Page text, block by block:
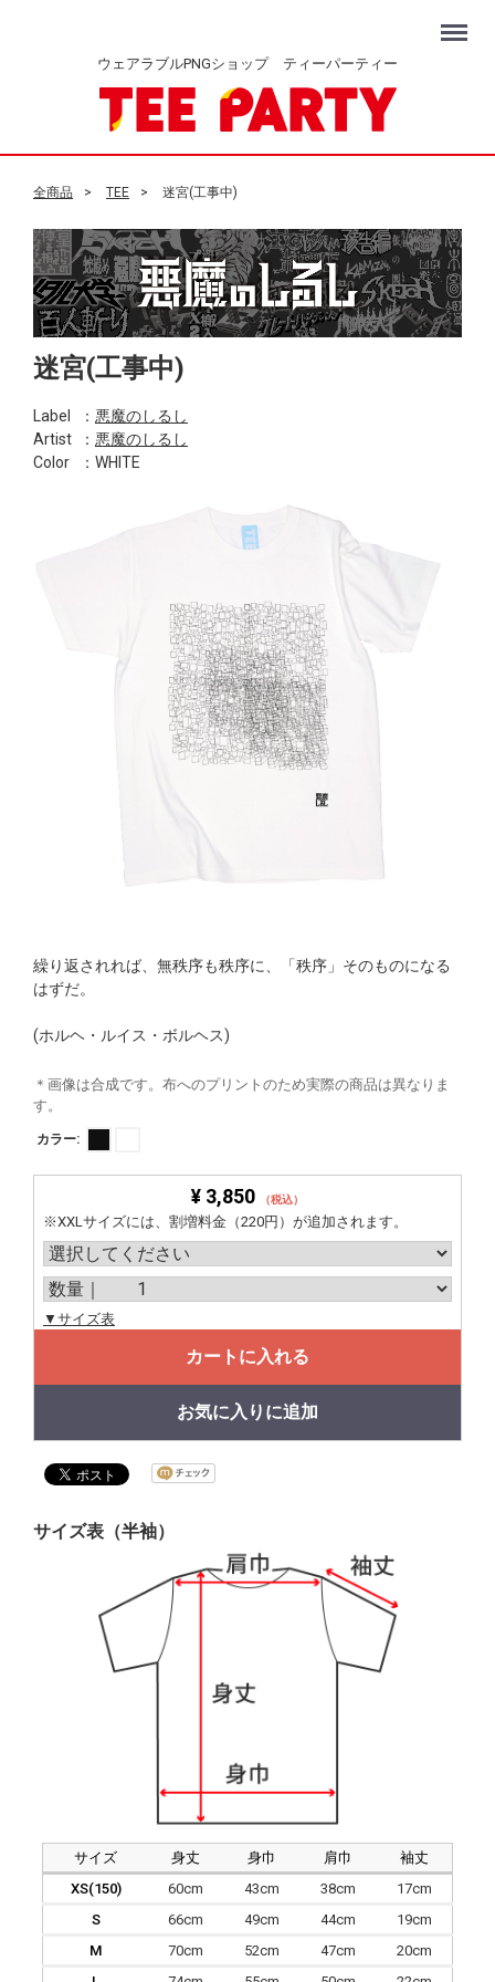
ウェアラブルPNGショップ ティーパーティー
Menu
全商品 TEE 迷宮(工事中)
迷宮(工事中)
Label ： 悪魔のしるし
Artist
： 悪魔のしるし
Color
：WHITE
繰り返されれば、無秩序も秩序に、「秩序」そのものになる
はずだ。
(ホルヘ・ルイス・ボルヘス)
＊画像は合成です。布へのプリントのため実際の商品は異なりま
す。
カラー:
¥ 3,850 （税込）
※XXLサイズには、割増料金（220円）が追加されます。
▼サイズ表
カートに入れる
お気に入りに追加
サイズ表（半袖）
サイズ 身丈 身巾 肩巾
袖丈
XS(150)
60cm 43cm 38cm
17cm
S
66cm 49cm 44cm
19cm
M
70cm 52cm 47cm
20cm